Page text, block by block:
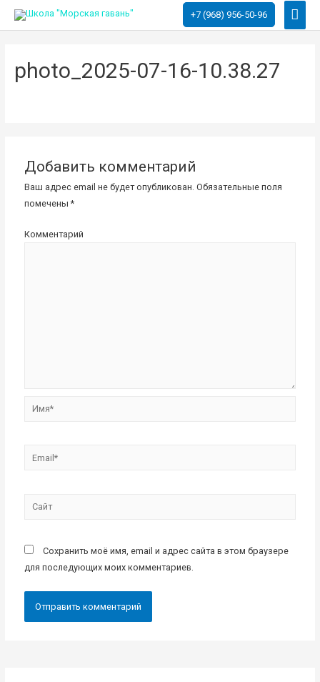
+7 (968) 956-50-96
photo_2025-07-16-10.38.27
Добавить комментарий
Ваш адрес email не будет опубликован. Обязательные поля
помечены*
Комментарий
Имя*
Email*
Сайт
Сохранить моё имя, email и адрес сайта в этом браузере
для последующих моих комментариев.